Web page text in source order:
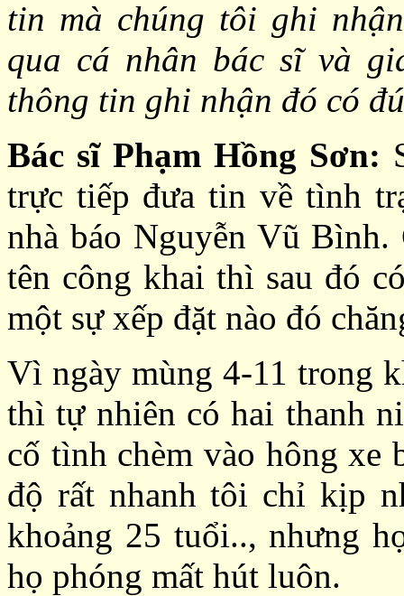
tin mà chúng tôi ghi
qua cá nhân bác sĩ và
thông tin ghi nhận đó có
Bác sĩ Phạm Hồng Sơn:
trực tiếp đưa tin về tình
nhà báo Nguyễn Vũ
tên công khai thì sau đó
một sự xếp đặt nào đó
Vì ngày mùng 4-11 trong
thì tự nhiên có hai thanh
cố tình chèm vào hông xe
độ rất nhanh tôi chỉ kịp
khoảng 25 tuổi.., nhưng
họ phóng mất hút luôn.